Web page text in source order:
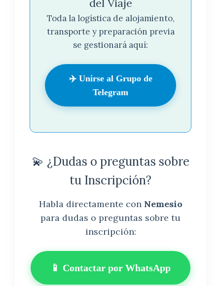
del Viaje
Toda la logística de alojamiento,
transporte y preparación previa
se gestionará aquí:
✈️ Unirse al Grupo de
Telegram
💫 ¿Dudas o preguntas sobre
tu Inscripción?
Habla directamente con Nemesio
para dudas o preguntas sobre tu
inscripción:
📱 Contactar por WhatsApp